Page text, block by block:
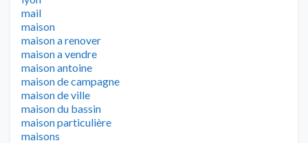
mail
maison
maison a renover
maison a vendre
maison antoine
maison de campagne
maison de ville
maison du bassin
maison particulière
maisons